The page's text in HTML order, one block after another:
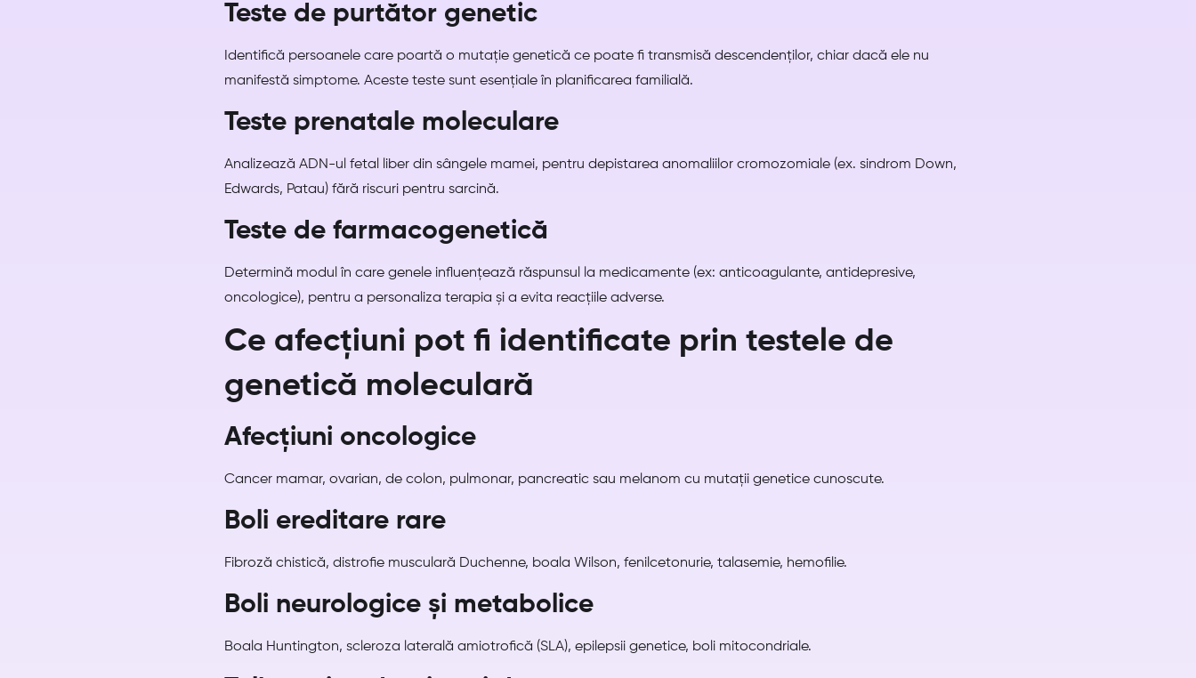
Teste de purtător genetic
Identifică persoanele care poartă o mutație genetică ce poate fi transmisă descendenților, chiar dacă ele nu
manifestă simptome. Aceste teste sunt esențiale în planificarea familială.
Teste prenatale moleculare
Analizează ADN-ul fetal liber din sângele mamei, pentru depistarea anomaliilor cromozomiale (ex. sindrom Down,
Edwards, Patau) fără riscuri pentru sarcină.
Teste de farmacogenetică
Determină modul în care genele influențează răspunsul la medicamente (ex: anticoagulante, antidepresive,
oncologice), pentru a personaliza terapia și a evita reacțiile adverse.
Ce afecțiuni pot fi identificate prin testele de
genetică moleculară
Afecțiuni oncologice
Cancer mamar, ovarian, de colon, pulmonar, pancreatic sau melanom cu mutații genetice cunoscute.
Boli ereditare rare
Fibroză chistică, distrofie musculară Duchenne, boala Wilson, fenilcetonurie, talasemie, hemofilie.
Boli neurologice și metabolice
Boala Huntington, scleroza laterală amiotrofică (SLA), epilepsii genetice, boli mitocondriale.